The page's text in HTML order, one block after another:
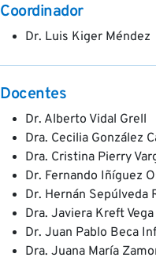
Coordinador
Dr. Luis Kiger Méndez
Docentes
Dr. Alberto Vidal Grell
Dra. Cecilia González
Dra. Cristina Pierry
Dr. Fernando Iñíguez
Dr. Hernán Sepúlveda
Dra. Javiera Kreft Vega
Dr. Juan Pablo Beca
Dra. Juana María